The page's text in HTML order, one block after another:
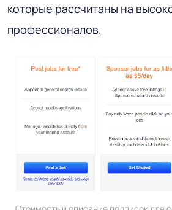
которые рассчитаны на
профессионалов.